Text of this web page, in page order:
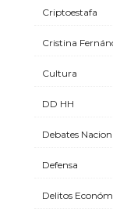
Criptoestafa
Cristina
Cultura
DD HH
Debates
Defensa
Delitos